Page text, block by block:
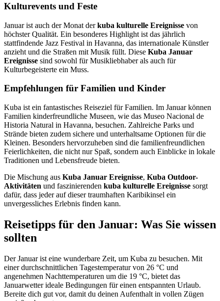
Kulturevents und Feste
Januar ist auch der Monat derkuba kulturelle Ereignisse von
höchster Qualität. Ein besonderes Highlight ist das jährlich
stattfindende Jazz Festival in Havanna, das internationale Künstler
anzieht und die Straßen mit Musik füllt. Diese Kuba Januar
Ereignisse sind sowohl für Musikliebhaber als auch für
Kulturbegeisterte ein Muss.
Empfehlungen für Familien und Kinder
Kuba ist ein fantastisches Reiseziel für Familien. Im Januar können
Familien kinderfreundliche Museen, wie das Museo Nacional de
Historia Natural in Havanna, besuchen. Zahlreiche Parks und
Strände bieten zudem sichere und unterhaltsame Optionen für die
Kleinen. Besonders hervorzuheben sind die familienfreundlichen
Feierlichkeiten, die nicht nur Spaß, sondern auch Einblicke in lokale
Traditionen und Lebensfreude bieten.
Die Mischung aus Kuba Januar Ereignisse, Kuba Outdoor-
Aktivitäten und faszinierenden kuba kulturelle Ereignisse sorgt
dafür, dass jeder auf dieser traumhaften Karibikinsel ein
unvergessliches Erlebnis finden kann.
Reisetipps für den Januar: Was Sie wissen
sollten
Der Januar ist eine wunderbare Zeit, um Kuba zu besuchen. Mit
einer durchschnittlichen Tagestemperatur von 26 °C und
angenehmen Nachttemperaturen um die 19 °C, bietet das
Januarwetter ideale Bedingungen für einen entspannten Urlaub.
Bereite dich gut vor, damit du deinen Aufenthalt in vollen Zügen